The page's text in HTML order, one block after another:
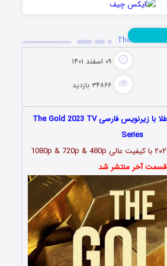
۰۹ اسفند ۱۴۰۱
۳۴۸۶۶ بازدید
دانلود رایگان سریال طلا با زیرنویس فارسی The Gold 2023 TV
Series
قسمت آخر منتشر شد